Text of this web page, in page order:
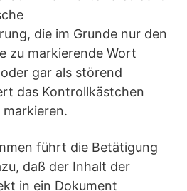
die im Grunde nur den
zu markierende Wort
gar als störend
das Kontrollkästchen
führt die Betätigung
daß der Inhalt der
in ein Dokument